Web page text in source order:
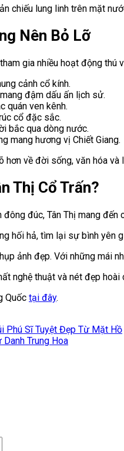
chiếu lung linh trên mặt
Nên Bỏ Lỡ
gia nhiều hoạt động thú
cảnh cổ kính.
đậm dấu ấn lịch sử.
quán ven kênh.
cổ đặc sắc.
bắc qua dòng nước.
mang hương vị Chiết Giang.
hơn về đời sống, văn hóa và
Thị Cổ Trấn?
đúc, Tân Thị mang đến
hối hả, tìm lại sự bình yên
ảnh đẹp. Với những mái
nghệ thuật và nét đẹp hoài
Quốc tại đây.
Phú Sĩ Tuyệt Đẹp Từ Mặt Hồ
Trung Hoa